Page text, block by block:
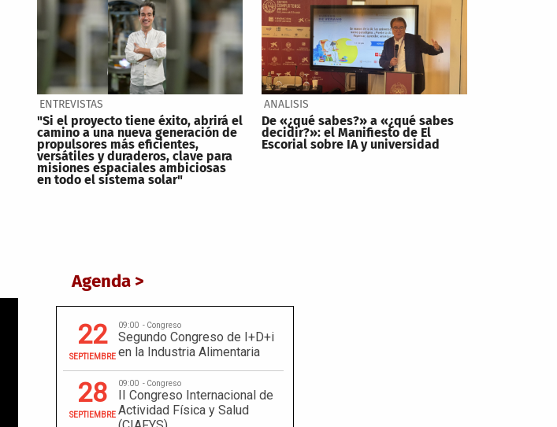
ENTREVISTAS
"Si el proyecto tiene éxito, abrirá el
camino a una nueva generación de
propulsores más eficientes,
versátiles y duraderos, clave para
misiones espaciales ambiciosas
en todo el sistema solar"
ANALISIS
De «¿qué sabes?» a «¿qué sabes
decidir?»: el Manifiesto de El
Escorial sobre IA y universidad
Agenda >